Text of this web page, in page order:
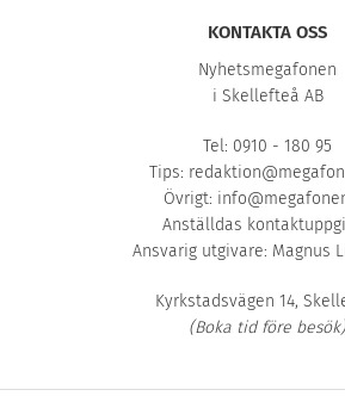
KONTAKTA OSS
Nyhetsmegafonen
i Skellefteå AB
Tel: 0910 - 180 95
Tips:
Övrigt:
Anställdas
Ansvarig utgivare: Magnus
Kyrkstadsvägen 14,
(Boka tid före besök)